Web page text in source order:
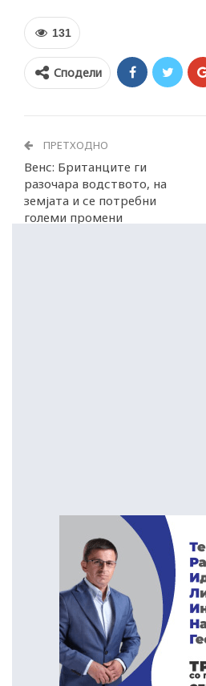
131
Сподели
ПРЕТХОДНО
Венс: Британците ги
разочара водството, на
земјата и се потребни
големи промени